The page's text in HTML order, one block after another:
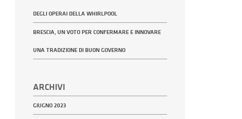
DEGLI OPERAI DELLA WHIRLPOOL
BRESCIA, UN VOTO PER CONFERMARE E INNOVARE
UNA TRADIZIONE DI BUON GOVERNO
ARCHIVI
GIUGNO 2023